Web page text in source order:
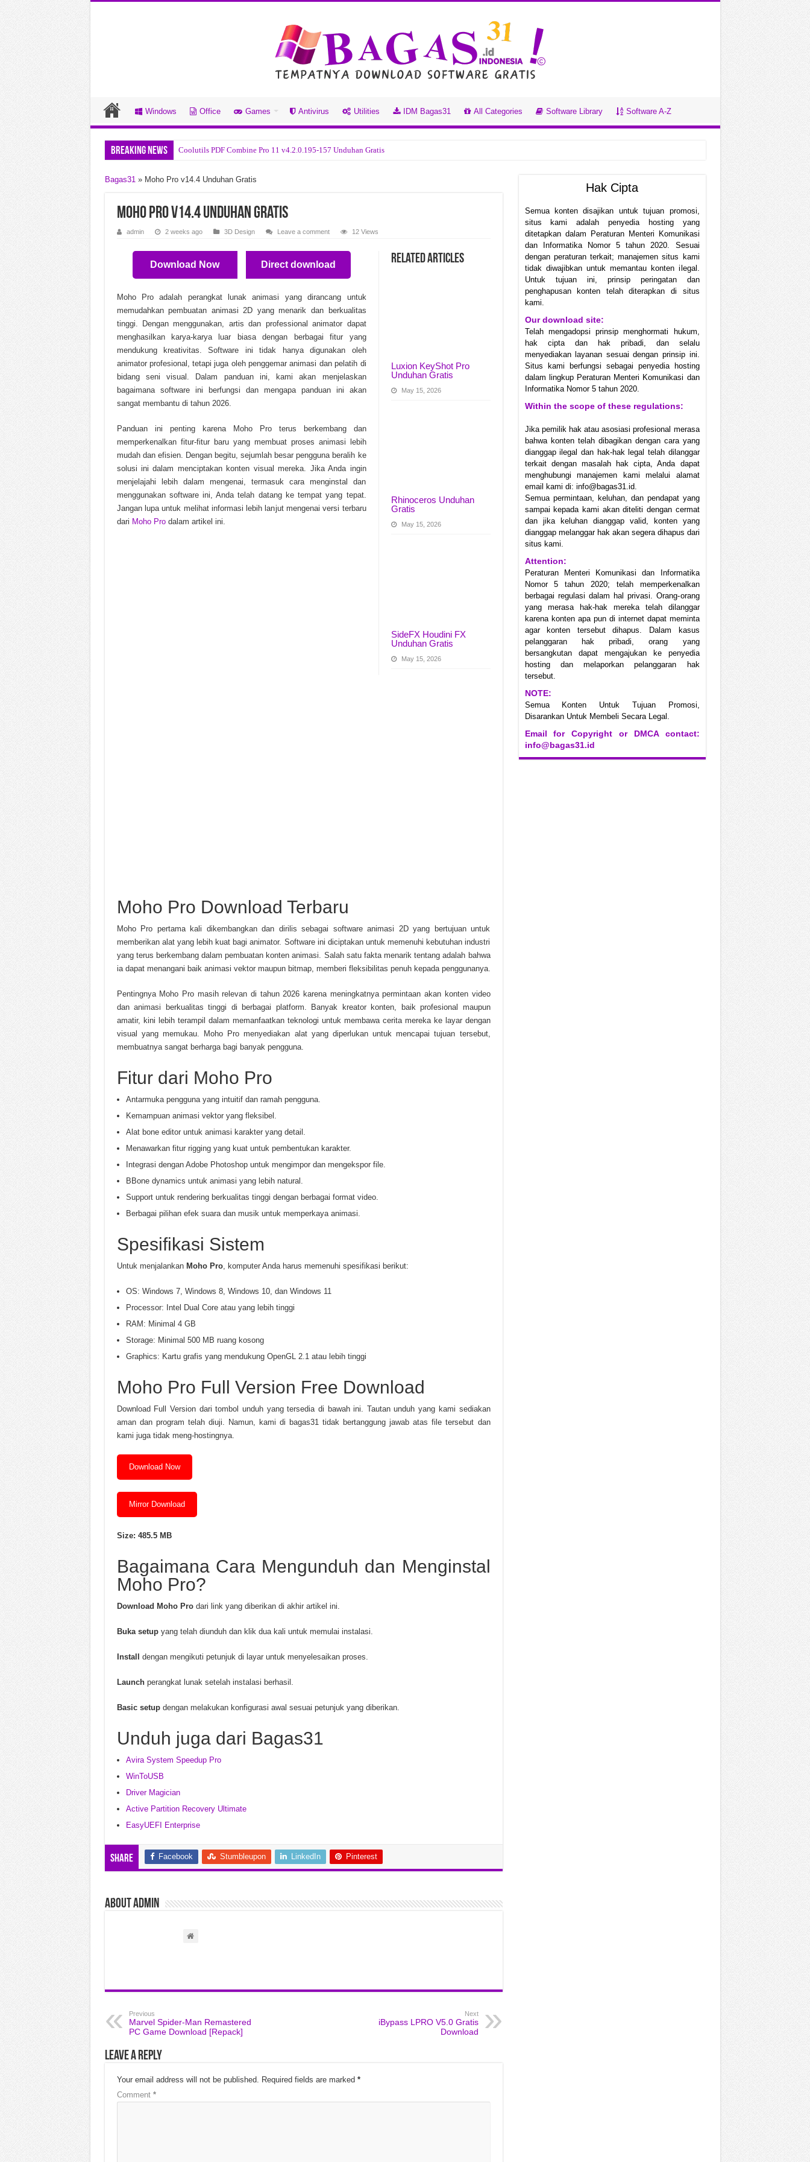
Windows Office Games Antivirus Utilities IDM Bagas31 All Categories Software Library Software A-Z
Breaking News Coolutils PDF Combine Pro 11 v4.2.0.195-157 Unduhan Gratis
DYSPLACED v0.7.7.2 Unduhan Gratis
CloverPit Build 22785177 Unduhan Gratis
Draft Day Sports Pro Basketball 2026 Build 22850489 Unduhan Gratis
Call to Arms Gates of Hell Ostfront v1.064.0 Unduhan Gratis
Chinese Frontiers v2.3.2582 Unduhan Gratis
Bagas31» Moho Pro v14.4 Unduhan Gratis
Moho Pro v14.4 Unduhan Gratis
admin 2 weeks ago 3D Design Leave a comment 12 Views
Related Articles
Luxion KeyShot Pro
Unduhan Gratis
May 15, 2026
Rhinoceros Unduhan
Gratis
May 15, 2026
SideFX Houdini FX
Unduhan Gratis
May 15, 2026
Download Now Direct download
Moho Pro adalah perangkat lunak animasi yang dirancang untuk
memudahkan pembuatan animasi 2D yang menarik dan berkualitas
tinggi. Dengan menggunakan, artis dan professional animator dapat
menghasilkan karya-karya luar biasa dengan berbagai fitur yang
mendukung kreativitas. Software ini tidak hanya digunakan oleh
animator profesional, tetapi juga oleh penggemar animasi dan pelatih di
bidang seni visual. Dalam panduan ini, kami akan menjelaskan
bagaimana software ini berfungsi dan mengapa panduan ini akan
sangat membantu di tahun 2026.
Panduan ini penting karena Moho Pro terus berkembang dan
memperkenalkan fitur-fitur baru yang membuat proses animasi lebih
mudah dan efisien. Dengan begitu, sejumlah besar pengguna beralih ke
solusi ini dalam menciptakan konten visual mereka. Jika Anda ingin
menjelajahi lebih dalam mengenai, termasuk cara menginstal dan
menggunakan software ini, Anda telah datang ke tempat yang tepat.
Jangan lupa untuk melihat informasi lebih lanjut mengenai versi terbaru
dari Moho Prodalam artikel ini.
Moho Pro Download Terbaru
Moho Pro pertama kali dikembangkan dan dirilis sebagai software animasi 2D yang bertujuan untuk
memberikan alat yang lebih kuat bagi animator. Software ini diciptakan untuk memenuhi kebutuhan industri
yang terus berkembang dalam pembuatan konten animasi. Salah satu fakta menarik tentang adalah bahwa
ia dapat menangani baik animasi vektor maupun bitmap, memberi fleksibilitas penuh kepada penggunanya.
Pentingnya Moho Pro masih relevan di tahun 2026 karena meningkatnya permintaan akan konten video
dan animasi berkualitas tinggi di berbagai platform. Banyak kreator konten, baik profesional maupun
amatir, kini lebih terampil dalam memanfaatkan teknologi untuk membawa cerita mereka ke layar dengan
visual yang memukau. Moho Pro menyediakan alat yang diperlukan untuk mencapai tujuan tersebut,
membuatnya sangat berharga bagi banyak pengguna.
Fitur dari Moho Pro
Antarmuka pengguna yang intuitif dan ramah pengguna.
Kemampuan animasi vektor yang fleksibel.
Alat bone editor untuk animasi karakter yang detail.
Menawarkan fitur rigging yang kuat untuk pembentukan karakter.
Integrasi dengan Adobe Photoshop untuk mengimpor dan mengekspor file.
BBone dynamics untuk animasi yang lebih natural.
Support untuk rendering berkualitas tinggi dengan berbagai format video.
Berbagai pilihan efek suara dan musik untuk memperkaya animasi.
Spesifikasi Sistem
Untuk menjalankan Moho Pro, komputer Anda harus memenuhi spesifikasi berikut:
OS: Windows 7, Windows 8, Windows 10, dan Windows 11
Processor: Intel Dual Core atau yang lebih tinggi
RAM: Minimal 4 GB
Storage: Minimal 500 MB ruang kosong
Graphics: Kartu grafis yang mendukung OpenGL 2.1 atau lebih tinggi
Moho Pro Full Version Free Download
Download Full Version dari tombol unduh yang tersedia di bawah ini. Tautan unduh yang kami sediakan
aman dan program telah diuji. Namun, kami di bagas31 tidak bertanggung jawab atas file tersebut dan
kami juga tidak meng-hostingnya.
Download Now
Mirror Download
Size: 485.5 MB
Bagaimana Cara Mengunduh dan Menginstal
Moho Pro?
Download Moho Prodari link yang diberikan di akhir artikel ini.
Buka setupyang telah diunduh dan klik dua kali untuk memulai instalasi.
Install dengan mengikuti petunjuk di layar untuk menyelesaikan proses.
Launchperangkat lunak setelah instalasi berhasil.
Basic setupdengan melakukan konfigurasi awal sesuai petunjuk yang diberikan.
Unduh juga dari Bagas31
Avira System Speedup Pro
WinToUSB
Driver Magician
Active Partition Recovery Ultimate
EasyUEFI Enterprise
Share Facebook Stumbleupon LinkedIn Pinterest
About admin
Previous
Marvel Spider-Man Remastered
PC Game Download [Repack]
Next
iBypass LPRO V5.0 Gratis
Download
Leave a Reply
Your email address will not be published. Required fields are marked *
Comment *
Hak Cipta
Semua konten disajikan untuk tujuan promosi,
situs kami adalah penyedia hosting yang
ditetapkan dalam Peraturan Menteri Komunikasi
dan Informatika Nomor 5 tahun 2020. Sesuai
dengan peraturan terkait; manajemen situs kami
tidak diwajibkan untuk memantau konten ilegal.
Untuk tujuan ini, prinsip peringatan dan
penghapusan konten telah diterapkan di situs
kami.
Our download site:
Telah mengadopsi prinsip menghormati hukum,
hak cipta dan hak pribadi, dan selalu
menyediakan layanan sesuai dengan prinsip ini.
Situs kami berfungsi sebagai penyedia hosting
dalam lingkup Peraturan Menteri Komunikasi dan
Informatika Nomor 5 tahun 2020.
Within the scope of these regulations:
Jika pemilik hak atau asosiasi profesional merasa
bahwa konten telah dibagikan dengan cara yang
dianggap ilegal dan hak-hak legal telah dilanggar
terkait dengan masalah hak cipta, Anda dapat
menghubungi manajemen kami melalui alamat
email kami di: info@bagas31.id.
Semua permintaan, keluhan, dan pendapat yang
sampai kepada kami akan diteliti dengan cermat
dan jika keluhan dianggap valid, konten yang
dianggap melanggar hak akan segera dihapus dari
situs kami.
Attention:
Peraturan Menteri Komunikasi dan Informatika
Nomor 5 tahun 2020; telah memperkenalkan
berbagai regulasi dalam hal privasi. Orang-orang
yang merasa hak-hak mereka telah dilanggar
karena konten apa pun di internet dapat meminta
agar konten tersebut dihapus. Dalam kasus
pelanggaran hak pribadi, orang yang
bersangkutan dapat mengajukan ke penyedia
hosting dan melaporkan pelanggaran hak
tersebut.
NOTE:
Semua Konten Untuk Tujuan Promosi,
Disarankan Untuk Membeli Secara Legal.
Email for Copyright or DMCA contact:
info@bagas31.id